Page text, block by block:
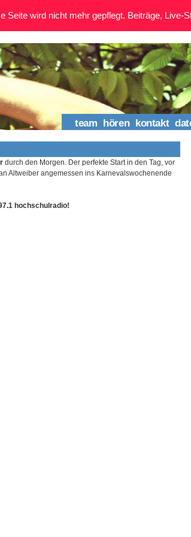
team hören kontakt
durch den Morgen. Der perfekte Start in den Tag, vor
Altweiber angemessen ins Karnevalswochenende
hochschulradio!
Seite wird nicht mehr gepflegt. Beiträge, Live-